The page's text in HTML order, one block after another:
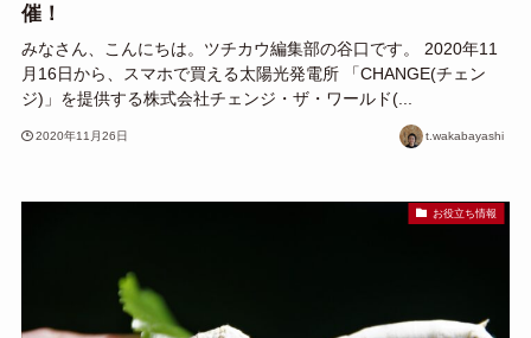
催！
みなさん、こんにちは。ツチカウ編集部の谷口です。 2020年11
月16日から、スマホで買える太陽光発電所 「CHANGE(チェン
ジ)」を提供する株式会社チェンジ・ザ・ワールド(...
2020年11月26日 t.wakabayashi
お役立ち情報